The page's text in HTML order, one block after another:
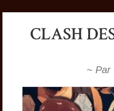
~ Par